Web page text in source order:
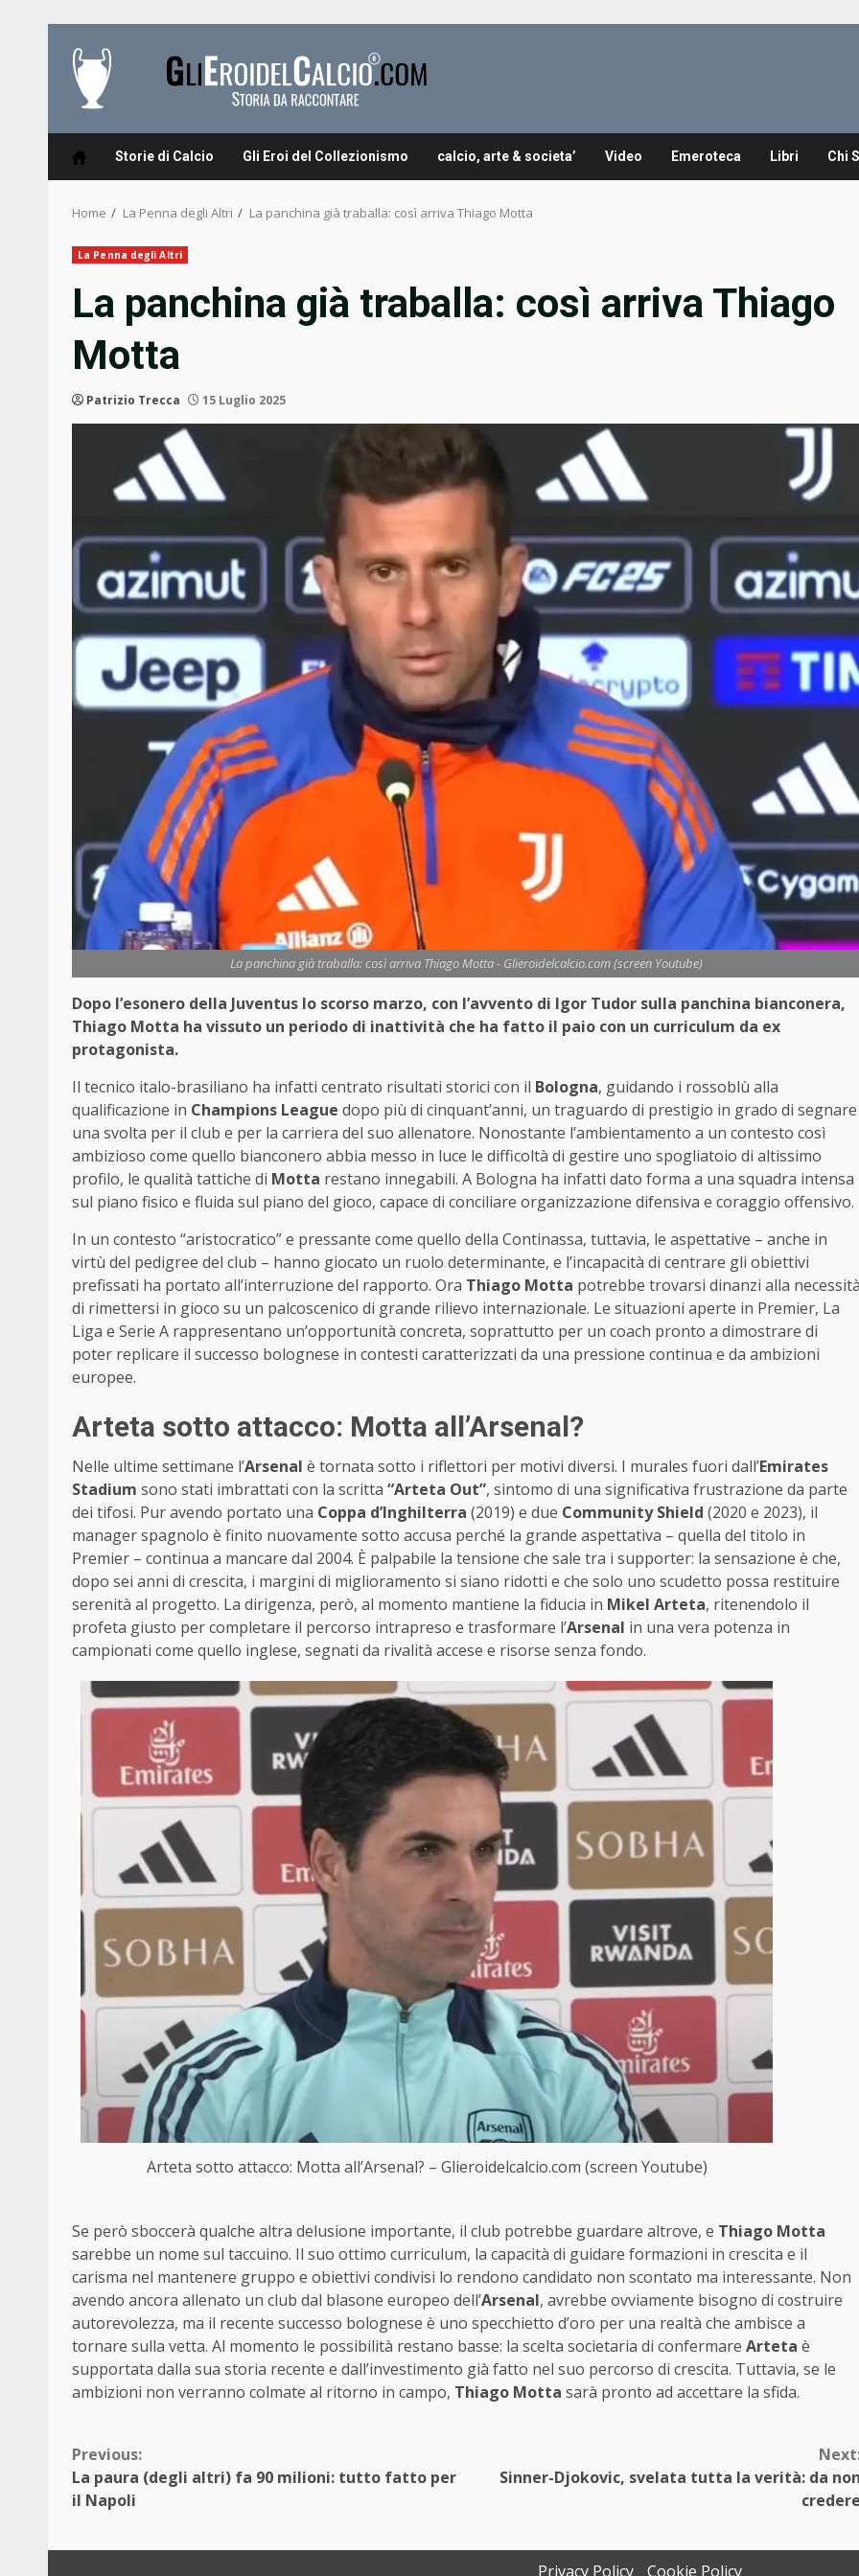
content
Storie di Calcio Gli Eroi del Collezionismo calcio, arte & societa’ Video Emeroteca Libri Chi
Home La Penna degli Altri La panchina già traballa: così arriva Thiago Motta
La Penna degli Altri
La panchina già traballa: così arriva Thiago
Motta
Patrizio Trecca 15 Luglio 2025
La panchina già traballa: così arriva Thiago Motta - Glieroidelcalcio.com (screen Youtube)
Dopo l’esonero della Juventus lo scorso marzo, con l’avvento di Igor Tudor sulla panchina bianconera,
Thiago Motta ha vissuto un periodo di inattività che ha fatto il paio con un curriculum da ex
protagonista.
Il tecnico italo-brasiliano ha infatti centrato risultati storici con il Bologna, guidando i rossoblù alla
qualificazione in Champions League dopo più di cinquant’anni, un traguardo di prestigio in grado di segnare
una svolta per il club e per la carriera del suo allenatore. Nonostante l’ambientamento a un contesto così
ambizioso come quello bianconero abbia messo in luce le difficoltà di gestire uno spogliatoio di altissimo
profilo, le qualità tattiche di Motta restano innegabili. A Bologna ha infatti dato forma a una squadra intensa
sul piano fisico e fluida sul piano del gioco, capace di conciliare organizzazione difensiva e coraggio offensivo.
In un contesto “aristocratico” e pressante come quello della Continassa, tuttavia, le aspettative – anche in
virtù del pedigree del club – hanno giocato un ruolo determinante, e l’incapacità di centrare gli obiettivi
prefissati ha portato all’interruzione del rapporto. Ora Thiago Motta potrebbe trovarsi dinanzi alla
di rimettersi in gioco su un palcoscenico di grande rilievo internazionale. Le situazioni aperte in Premier, La
Liga e Serie A rappresentano un’opportunità concreta, soprattutto per un coach pronto a dimostrare di
poter replicare il successo bolognese in contesti caratterizzati da una pressione continua e da ambizioni
europee.
Arteta sotto attacco: Motta all’Arsenal?
Nelle ultime settimane l’Arsenal è tornata sotto i riflettori per motivi diversi. I murales fuori dall’Emirates
Stadium sono stati imbrattati con la scritta “Arteta Out”, sintomo di una significativa frustrazione da parte
dei tifosi. Pur avendo portato una Coppa d’Inghilterra (2019) e due Community Shield (2020 e 2023), il
manager spagnolo è finito nuovamente sotto accusa perché la grande aspettativa – quella del titolo in
Premier – continua a mancare dal 2004. È palpabile la tensione che sale tra i supporter: la sensazione è che,
dopo sei anni di crescita, i margini di miglioramento si siano ridotti e che solo uno scudetto possa restituire
serenità al progetto. La dirigenza, però, al momento mantiene la fiducia in Mikel Arteta, ritenendolo il
profeta giusto per completare il percorso intrapreso e trasformare l’Arsenal in una vera potenza in
campionati come quello inglese, segnati da rivalità accese e risorse senza fondo.
Arteta sotto attacco: Motta all’Arsenal? – Glieroidelcalcio.com (screen Youtube)
Se però sboccerà qualche altra delusione importante, il club potrebbe guardare altrove, e Thiago Motta
sarebbe un nome sul taccuino. Il suo ottimo curriculum, la capacità di guidare formazioni in crescita e il
carisma nel mantenere gruppo e obiettivi condivisi lo rendono candidato non scontato ma interessante. Non
avendo ancora allenato un club dal blasone europeo dell’Arsenal, avrebbe ovviamente bisogno di costruire
autorevolezza, ma il recente successo bolognese è uno specchietto d’oro per una realtà che ambisce a
tornare sulla vetta. Al momento le possibilità restano basse: la scelta societaria di confermare Arteta è
supportata dalla sua storia recente e dall’investimento già fatto nel suo percorso di crescita. Tuttavia, se le
ambizioni non verranno colmate al ritorno in campo, Thiago Motta sarà pronto ad accettare la sfida.
Continue
Reading
Previous:
La paura (degli altri) fa 90 milioni: tutto fatto per
il Napoli
Sinner-Djokovic, svelata tutta la verità: da
Privacy Policy Cookie Policy